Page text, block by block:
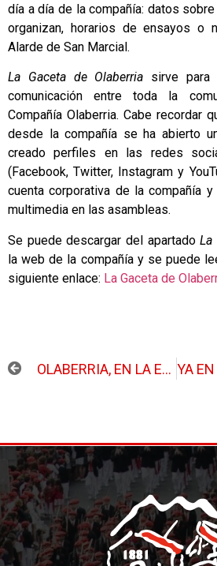
día a día de la compañía: datos
organizan, horarios de ensayos o
Alarde de San Marcial.
La Gaceta de Olaberria sirve para
comunicación entre toda la
Compañía Olaberria. Cabe recordar
desde la compañía se ha abierto
creado perfiles en las redes
(Facebook, Twitter, Instagram y
cuenta corporativa de la compañía
multimedia en las asambleas.
Se puede descargar del apartadoLa
la web de la compañía y se puede
siguiente enlace: La Gaceta de
OLABERRIA, EN LA ENTREGA DEL BASTÓN DE MANDO AL GENERAL